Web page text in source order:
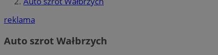
reklama
Auto szrot Wałbrzych